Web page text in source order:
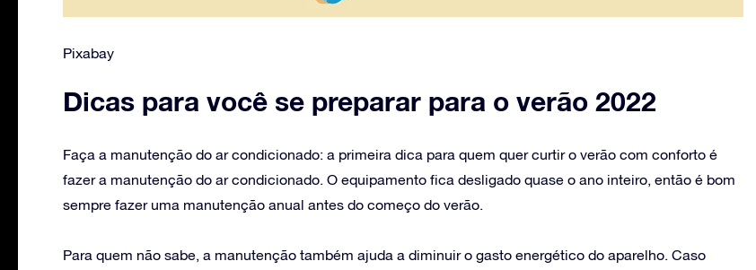
Pixabay
Dicas para você se preparar para o verão 2022
Faça a manutenção do ar condicionado: a primeira dica para quem quer curtir o verão com conforto é
fazer a manutenção do ar condicionado. O equipamento fica desligado quase o ano inteiro, então é bom
sempre fazer uma manutenção anual antes do começo do verão.
Para quem não sabe, a manutenção também ajuda a diminuir o gasto energético do aparelho. Caso